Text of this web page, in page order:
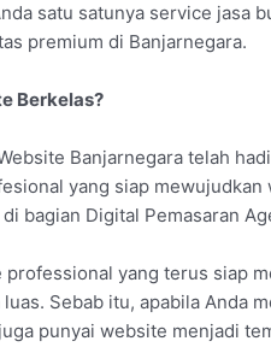
satu satunya service jasa
premium di Banjarnegara.
Berkelas?
Banjarnegara telah
yang siap mewujudkan
bagian Digital Pemasaran
yang terus siap
Sebab itu, apabila Anda
punyai website menjadi